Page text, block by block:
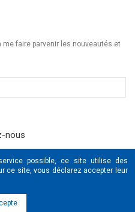
me faire parvenir les nouveautés et
nous
SA tous droits réservés by
&
possible, ce site utilise des
ce site, vous déclarez accepter leur